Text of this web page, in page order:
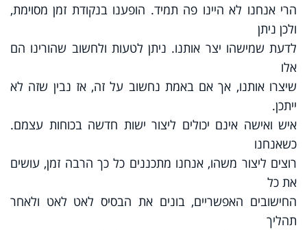
הרי אנחנו לא היינו פה תמיד. הופענו בנקודת זמן מסוימת,
ולכן ניתן
לדעת שמישהו יצר אותנו. ניתן לטעות ולחשוב שהורינו הם
אלו
שיצרו אותנו, אך אם באמת נחשוב על זה, אז נבין שזה לא
ייתכן.
איש ואישה אינם יכולים ליצור ישות חדשה בכוחות עצמם.
כשאנחנו
רוצים ליצור משהו, אנחנו מתכננים כל כך הרבה זמן, עושים
את כל
החישובים האפשריים, בונים את הבסיס לאט לאט ולאחר
תהליך